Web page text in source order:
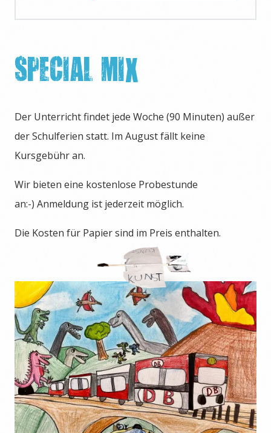
SPECIAL MIX
Der Unterricht findet jede Woche (90 Minuten) außer
der Schulferien statt. Im August fällt keine
Kursgebühr an.
Wir bieten eine kostenlose Probestunde
an:-) Anmeldung ist jederzeit möglich.
Die Kosten für Papier sind im Preis enthalten.